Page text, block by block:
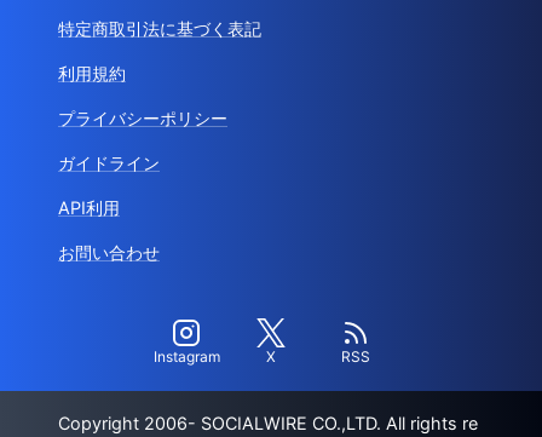
特定商取引法に基づく表記
利用規約
プライバシーポリシー
ガイドライン
API利用
お問い合わせ
Instagram X RSS
Copyright 2006- SOCIALWIRE CO.,LTD. All rights re